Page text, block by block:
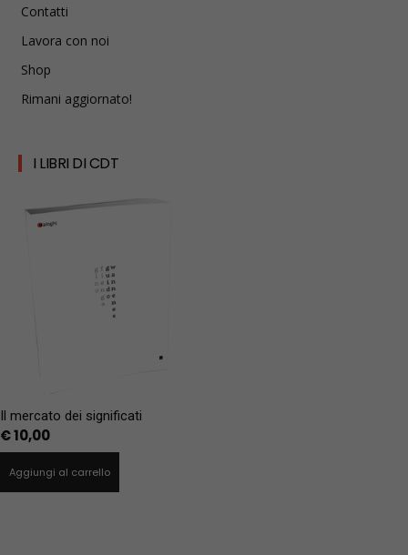
Contatti
Lavora con noi
Shop
Rimani aggiornato!
I LIBRI DI CDT
Il mercato dei significati
€10,00
Aggiungi al carrello